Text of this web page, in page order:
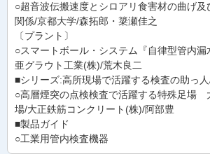
○超音波伝搬速度とシロアリ食害材の曲げ
関係/京都大学/森拓郎・簗瀬佳之
〔プラント〕
○スマートボール・システム『自律型管内
亜グラウト工業(株)/荒木良二
■シリーズ:高所現場で活躍する検査の助っ
○高層煙突の点検検査で活躍する特殊足場
場/大正鉄筋コンクリート(株)/阿部豊
■製品ガイド
○工業用管内検査機器